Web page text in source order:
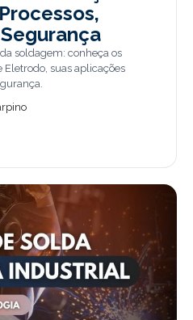
soldagem: conheça os
Eletrodo, suas aplicações